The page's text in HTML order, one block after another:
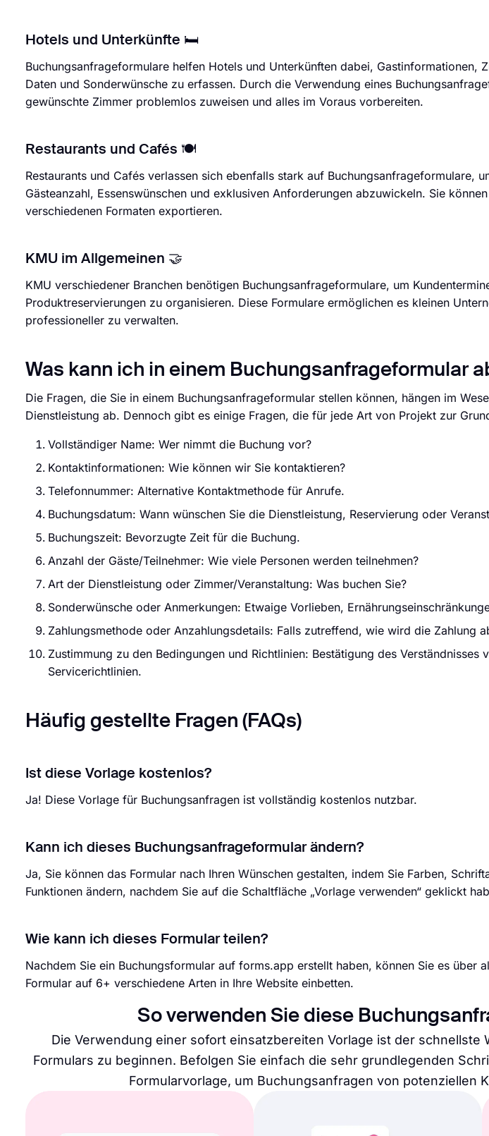
Hotels und Unterkünfte 🛏️
Buchungsanfrageformulare helfen Hotels und Unterkünften dabei, Gastinformationen,
Daten und Sonderwünsche zu erfassen. Durch die Verwendung eines
gewünschte Zimmer problemlos zuweisen und alles im Voraus vorbereiten.
Restaurants und Cafés 🍽️
Restaurants und Cafés verlassen sich ebenfalls stark auf Buchungsanfrageformulare,
Gästeanzahl, Essenswünschen und exklusiven Anforderungen abzuwickeln. Sie
verschiedenen Formaten exportieren.
KMU im Allgemeinen 🤝
KMU verschiedener Branchen benötigen Buchungsanfrageformulare, um
Produktreservierungen zu organisieren. Diese Formulare ermöglichen es kleinen
professioneller zu verwalten.
Was kann ich in einem Buchungsanfrageformular
Die Fragen, die Sie in einem Buchungsanfrageformular stellen können, hängen im
Dienstleistung ab. Dennoch gibt es einige Fragen, die für jede Art von Projekt zur
Vollständiger Name: Wer nimmt die Buchung vor?
Kontaktinformationen: Wie können wir Sie kontaktieren?
Telefonnummer: Alternative Kontaktmethode für Anrufe.
Buchungsdatum: Wann wünschen Sie die Dienstleistung, Reservierung oder
Buchungszeit: Bevorzugte Zeit für die Buchung.
Anzahl der Gäste/Teilnehmer: Wie viele Personen werden teilnehmen?
Art der Dienstleistung oder Zimmer/Veranstaltung: Was buchen Sie?
Sonderwünsche oder Anmerkungen: Etwaige Vorlieben,
Zahlungsmethode oder Anzahlungsdetails: Falls zutreffend, wie wird die Zahlung
Zustimmung zu den Bedingungen und Richtlinien: Bestätigung des
Servicerichtlinien.
Häufig gestellte Fragen (FAQs)
Ist diese Vorlage kostenlos?
Ja! Diese Vorlage für Buchungsanfragen ist vollständig kostenlos nutzbar.
Kann ich dieses Buchungsanfrageformular ändern?
Ja, Sie können das Formular nach Ihren Wünschen gestalten, indem Sie Farben,
Funktionen ändern, nachdem Sie auf die Schaltfläche „Vorlage verwenden“ geklickt
Wie kann ich dieses Formular teilen?
Nachdem Sie ein Buchungsformular auf forms.app erstellt haben, können Sie es über
Formular auf 6+ verschiedene Arten in Ihre Website einbetten.
So verwenden Sie diese
Die Verwendung einer sofort einsatzbereiten Vorlage ist der schnellste
Formulars zu beginnen. Befolgen Sie einfach die sehr grundlegenden
Formularvorlage, um Buchungsanfragen von potenziellen